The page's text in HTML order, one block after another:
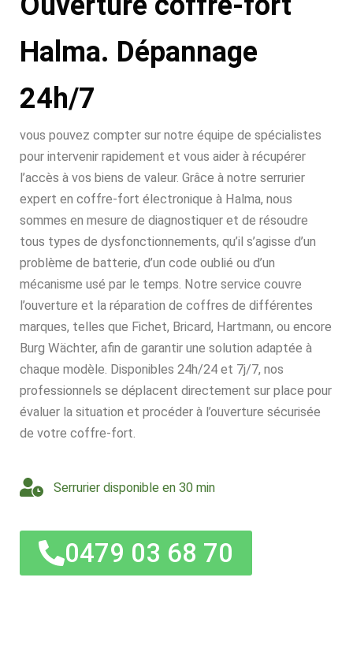
Halma. Dépannage
24h/7
vous pouvez compter sur notre équipe de spécialistes
pour intervenir rapidement et vous aider à récupérer
l’accès à vos biens de valeur. Grâce à notre serrurier
expert en coffre-fort électronique à Halma, nous
sommes en mesure de diagnostiquer et de résoudre
tous types de dysfonctionnements, qu’il s’agisse d’un
problème de batterie, d’un code oublié ou d’un
mécanisme usé par le temps. Notre service couvre
l’ouverture et la réparation de coffres de différentes
marques, telles que Fichet, Bricard, Hartmann, ou encore
Burg Wächter, afin de garantir une solution adaptée à
chaque modèle. Disponibles 24h/24 et 7j/7, nos
professionnels se déplacent directement sur place pour
évaluer la situation et procéder à l’ouverture sécurisée
de votre coffre-fort.
Serrurier disponible en 30 min
0479 03 68 70